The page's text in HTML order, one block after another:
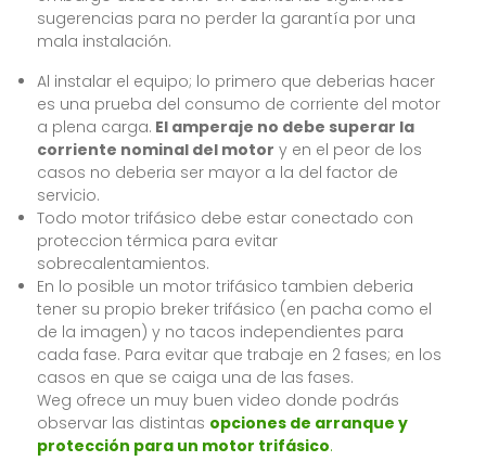
sugerencias para no perder la garantía por una
mala instalación.
Al instalar el equipo; lo primero que deberias hacer
es una prueba del consumo de corriente del motor
a plena carga. El amperaje no debe superar la
corriente nominal del motor y en el peor de los
casos no deberia ser mayor a la del factor de
servicio.
Todo motor trifásico debe estar conectado con
proteccion térmica para evitar
sobrecalentamientos.
En lo posible un motor trifásico tambien deberia
tener su propio breker trifásico (en pacha como el
de la imagen) y no tacos independientes para
cada fase. Para evitar que trabaje en 2 fases; en los
casos en que se caiga una de las fases.
Weg ofrece un muy buen video donde podrás
observar las distintas opciones de arranque y
protección para un motor trifásico.